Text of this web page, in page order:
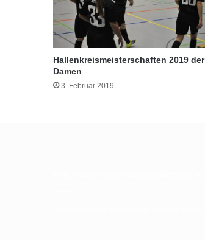
Hallenkreismeisterschaften 2019 der
Damen
3. Februar 2019